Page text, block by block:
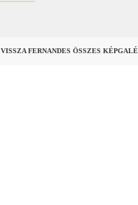
VISSZA FERNANDES ÖSSZES